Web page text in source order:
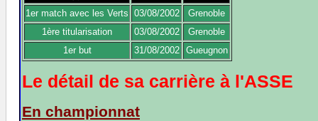
1er match avec les Verts 03/08/2002
Grenoble
1ère titularisation
03/08/2002
Grenoble
1er but
31/08/2002 Gueugnon
Le détail de sa carrière à l'ASSE
En championnat